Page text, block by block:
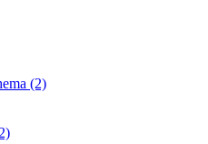
(2)